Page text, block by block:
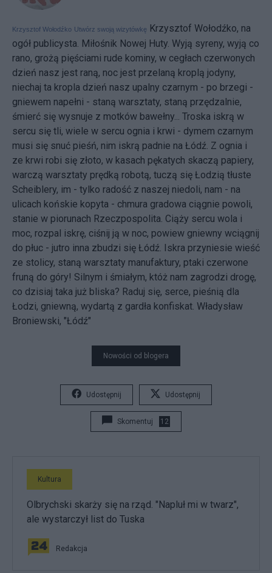
Krzysztof Wołodźko Utwórz swoją wizytówkę Krzysztof Wołodźko, na
ogół publicysta. Miłośnik Nowej Huty. Wyją syreny, wyją co
rano, grożą pięściami rude kominy, w cegłach czerwonych
dzień nasz jest raną, noc jest przelaną kroplą jodyny,
niechaj ta kropla dzień nasz upalny czarnym - po brzegi -
gniewem napełni - staną warsztaty, staną przędzalnie,
śmierć się wysnuje z motków bawełny... Troska iskrą w
sercu się tli, wiele w sercu ognia i krwi - dymem czarnym
musi się snuć pieśń, nim iskrą padnie na Łódź. Z ognia i
ze krwi robi się złoto, w kasach pękatych skaczą papiery,
warczą warsztaty prędką robotą, tuczą się Łodzią tłuste
Scheiblery, im - tylko radość z naszej niedoli, nam - na
ulicach końskie kopyta - chmura gradowa ciągnie powoli,
stanie w piorunach Rzeczpospolita. Ciąży sercu wola i
moc, rozpal iskrę, ciśnij ją w noc, powiew gniewny wciągnij
do płuc - jutro inna zbudzi się Łódź. Iskra przyniesie wieść
ze stolicy, staną warsztaty manufaktury, ptaki czerwone
fruną do góry! Silnym i śmiałym, któż nam zagrodzi drogę,
co dzisiaj taka już bliska? Raduj się, serce, pieśnią dla
Łodzi, gniewną, wydartą z gardła konfiskat. Władysław
Broniewski, "Łódź"
Nowości od blogera
Udostępnij Udostępnij
Skomentuj 12
Kultura
Olbrychski skarży się na rząd. "Napluł mi w twarz",
ale wystarczył list do Tuska
Redakcja